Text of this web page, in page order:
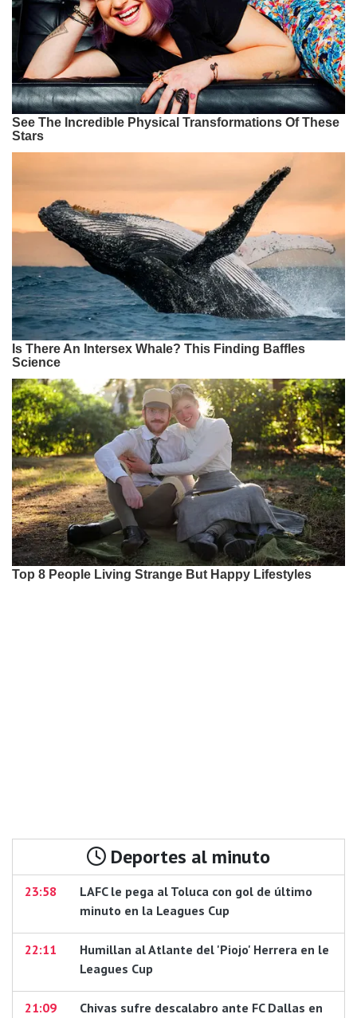
Deportes al minuto
23:58
LAFC le pega al Toluca con gol de último
minuto en la Leagues Cup
22:11
Humillan al Atlante del 'Piojo' Herrera en le
Leagues Cup
21:09 Chivas sufre descalabro ante FC Dallas en